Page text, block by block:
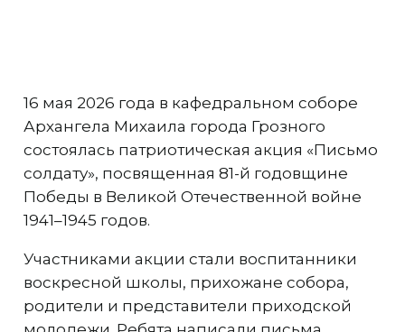
16 мая 2026 года в кафедральном соборе
Архангела Михаила города Грозного
состоялась патриотическая акция «Письмо
солдату», посвященная 81-й годовщине
Победы в Великой Отечественной войне
1941–1945 годов.
Участниками акции стали воспитанники
воскресной школы, прихожане собора,
родители и представители приходской